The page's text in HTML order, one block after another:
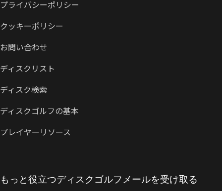
プライバシーポリシー
クッキーポリシー
お問い合わせ
ディスクリスト
ディスク検索
ディスクゴルフの基本
プレイヤーリソース
もっと役立つディスクゴルフメールを受け取る